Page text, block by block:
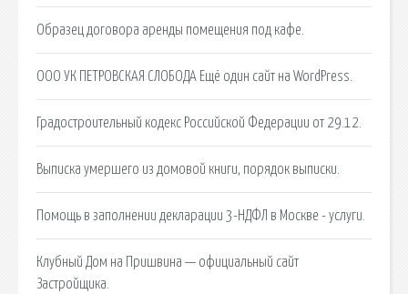
Образец договора аренды помещения под кафе.
ООО УК ПЕТРОВСКАЯ СЛОБОДА Ещё один сайт на WordPress.
Градостроительный кодекс Российской Федерации от 29.12.
Выписка умершего из домовой книги, порядок выписки.
Помощь в заполнении декларации 3-НДФЛ в Москве - услуги.
Клубный Дом на Пришвина — официальный сайт
Застройщика.